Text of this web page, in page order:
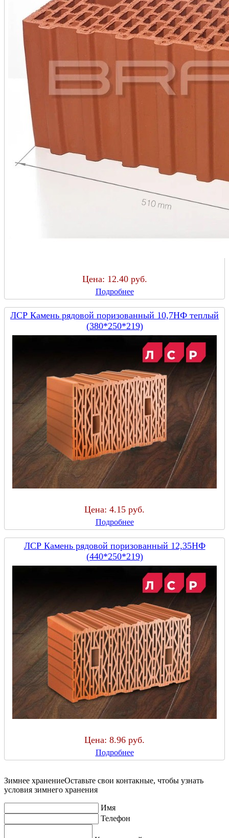
Цена: 12.40 руб.
Подробнее
ЛСР Камень рядовой поризованный 10,7НФ теплый
(380*250*219)
Цена: 4.15 руб.
Подробнее
ЛСР Камень рядовой поризованный 12,35НФ
(440*250*219)
Цена: 8.96 руб.
Подробнее
Зимнее хранениеОставьте свои контакные, чтобы узнать
условия зимнего хранения
Имя
Телефон